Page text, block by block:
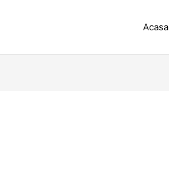
Acasa